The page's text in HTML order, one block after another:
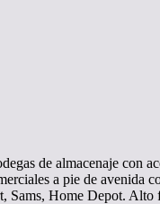
de almacenaje con
a pie de avenida
Sams, Home Depot.